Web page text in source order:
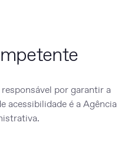
por garantir a
acessibilidade é aAgência
.